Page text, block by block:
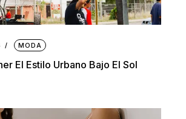
MODA
El Estilo Urbano Bajo El Sol